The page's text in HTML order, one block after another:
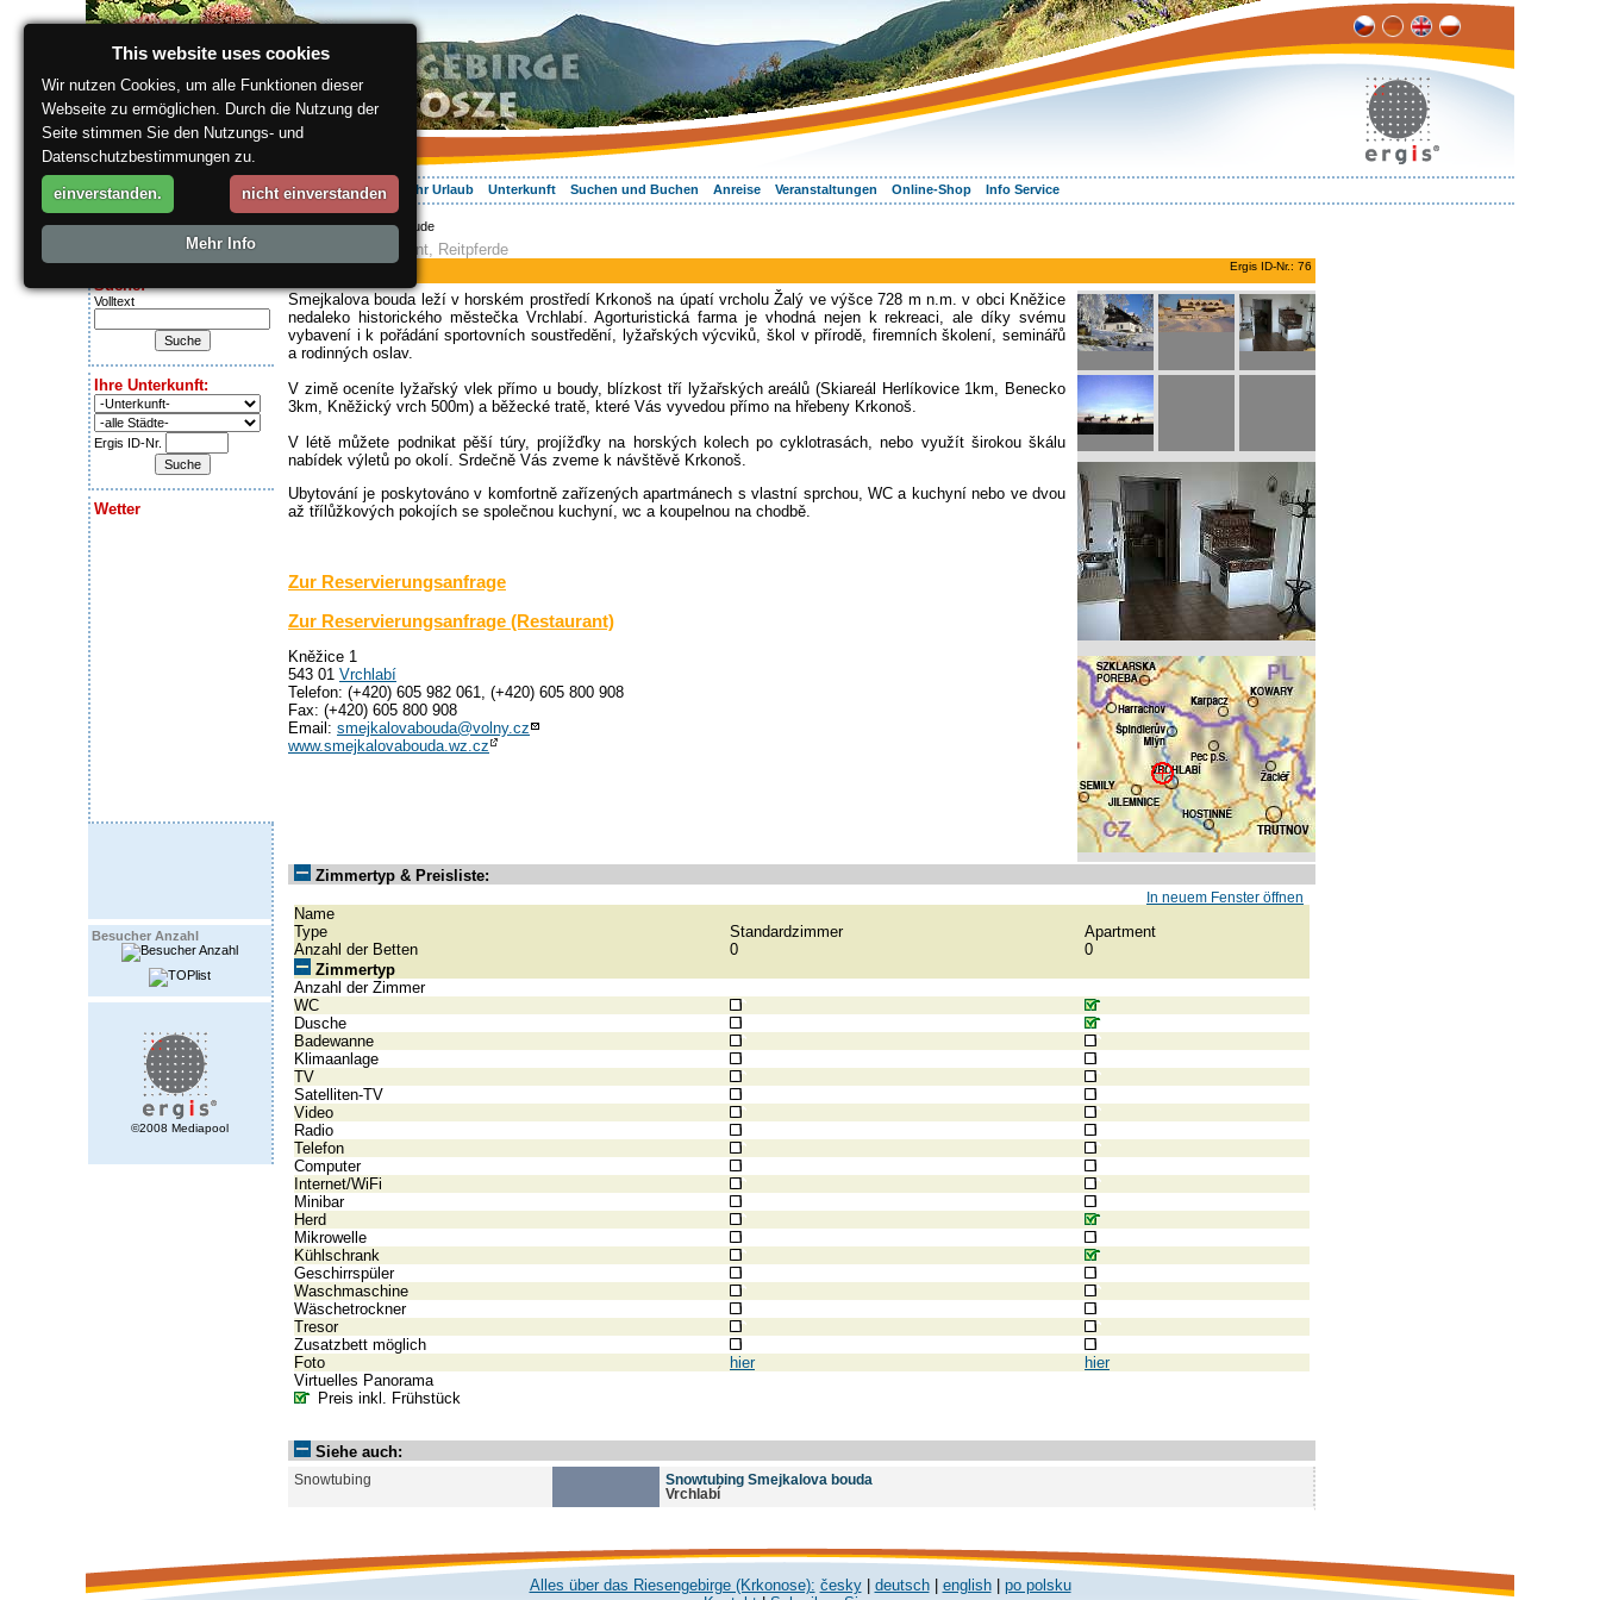
Über die Region Aktiv Erleben Entspannung Ihr Urlaub Unterkunft Suchen und Buchen Anreise Veranstaltungen Online-Shop Info Service
Friday 7.08.2026
Suche:
Volltext
Ihre Unterkunft:
Ergis ID-Nr.
Wetter
Besucher Anzahl
©2008 Mediapool
ergis.cz> Smejkal Baude
Pension, Restaurant, Reitpferde
Ergis ID-Nr.: 76
Smejkal Baude
Smejkalova bouda leží v horském prostředí Krkonoš na úpatí vrcholu Žalý ve výšce 728 m n.m. v obci Kněžice
nedaleko historického městečka Vrchlabí. Agorturistická farma je vhodná nejen k rekreaci, ale díky svému
vybavení i k pořádání sportovních soustředění, lyžařských výcviků, škol v přírodě, firemních školení, seminářů
a rodinných oslav.
V zimě oceníte lyžařský vlek přímo u boudy, blízkost tří lyžařských areálů (Skiareál Herlíkovice 1km, Benecko
3km, Kněžický vrch 500m) a běžecké tratě, které Vás vyvedou přímo na hřebeny Krkonoš.
V létě můžete podnikat pěší túry, projížďky na horských kolech po cyklotrasách, nebo využít širokou škálu
nabídek výletů po okolí. Srdečně Vás zveme k návštěvě Krkonoš.
Ubytování je poskytováno v komfortně zařízených apartmánech s vlastní sprchou, WC a kuchyní nebo ve dvou
až třílůžkových pokojích se společnou kuchyní, wc a koupelnou na chodbě.
Zur Reservierungsanfrage
Zur Reservierungsanfrage (Restaurant)
Kněžice 1
543 01 Vrchlabí
Telefon: (+420) 605 982 061, (+420) 605 800 908
Fax: (+420) 605 800 908
Email: smejkalovabouda@volny.cz
www.smejkalovabouda.wz.cz
Zimmertyp & Preisliste:
In neuem Fenster öffnen
Name
Type
Standardzimmer
Apartment
Anzahl der Betten
0
0
Zimmertyp
Anzahl der Zimmer
WC
Dusche
Badewanne
Klimaanlage
TV
Satelliten-TV
Video
Radio
Telefon
Computer
Internet/WiFi
Minibar
Herd
Mikrowelle
Kühlschrank
Geschirrspüler
Waschmaschine
Wäschetrockner
Tresor
Zusatzbett möglich
Foto
hier
hier
Virtuelles Panorama
Preis inkl. Frühstück
Siehe auch:
Snowtubing
Snowtubing Smejkalova bouda
Vrchlabí
Alles über das Riesengebirge (Krkonose): česky| deutsch| english| po polsku
This website uses cookies
Wir nutzen Cookies, um alle Funktionen dieser
Webseite zu ermöglichen. Durch die Nutzung der
Seite stimmen Sie den Nutzungs- und
Datenschutzbestimmungen zu.
einverstanden. nicht einverstanden
Mehr Info